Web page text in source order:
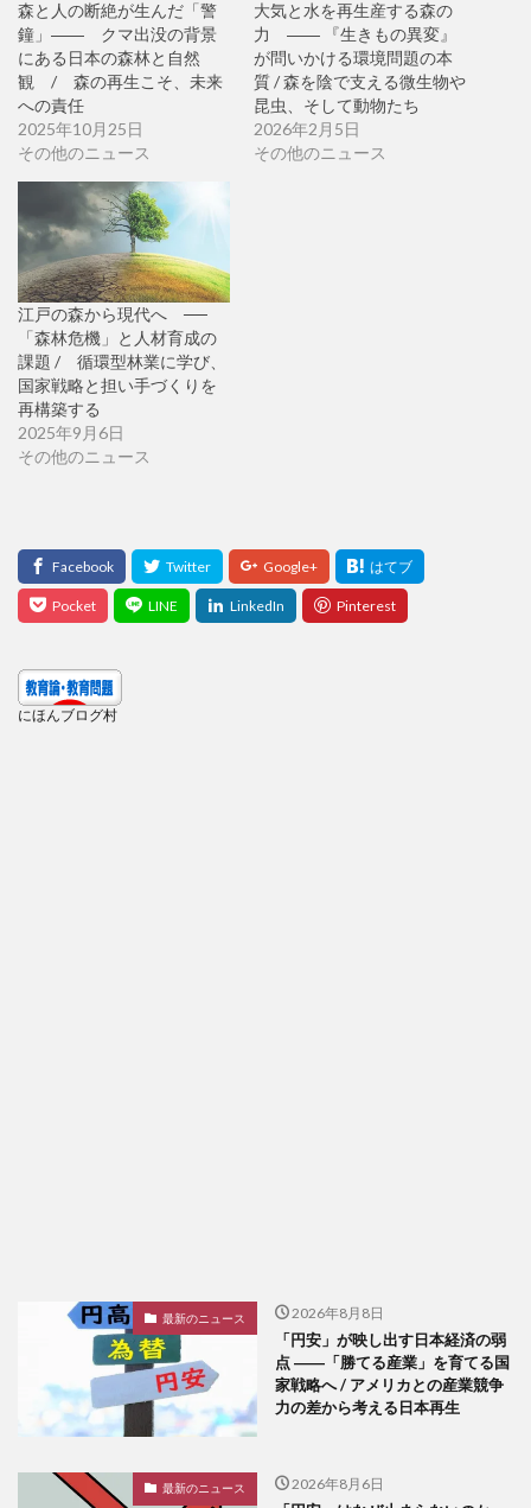
森と人の断絶が生んだ「警
鐘」―― クマ出没の背景
にある日本の森林と自然
観 / 森の再生こそ、未来
への責任
2025年10月25日
その他のニュース
大気と水を再生産する森の
力 ―― 『生きもの異変』
が問いかける環境問題の本
質 / 森を陰で支える微生物や
昆虫、そして動物たち
2026年2月5日
その他のニュース
江戸の森から現代へ ──
「森林危機」と人材育成の
課題 / 循環型林業に学び、
国家戦略と担い手づくりを
再構築する
2025年9月6日
その他のニュース
にほんブログ村
最新のニュース 2026年8月8日
「円安」が映し出す日本経済の弱
点 ――「勝てる産業」を育てる国
家戦略へ / アメリカとの産業競争
力の差から考える日本再生
最新のニュース 2026年8月6日